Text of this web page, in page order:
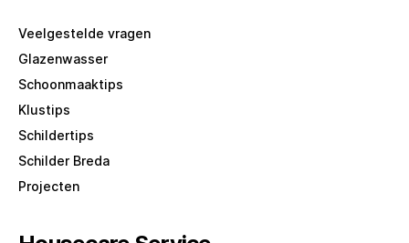
Veelgestelde vragen
Glazenwasser
Schoonmaaktips
Klustips
Schildertips
Schilder Breda
Projecten